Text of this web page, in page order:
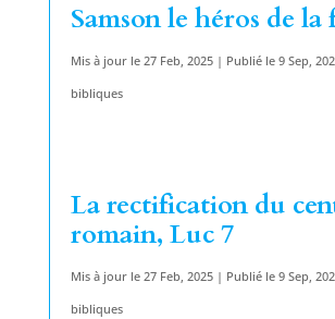
Samson le héros de la
Mis à jour le 27 Feb, 2025 | Publié le 9 Sep,
bibliques
La rectification du
romain, Luc 7
Mis à jour le 27 Feb, 2025 | Publié le 9 Sep,
bibliques